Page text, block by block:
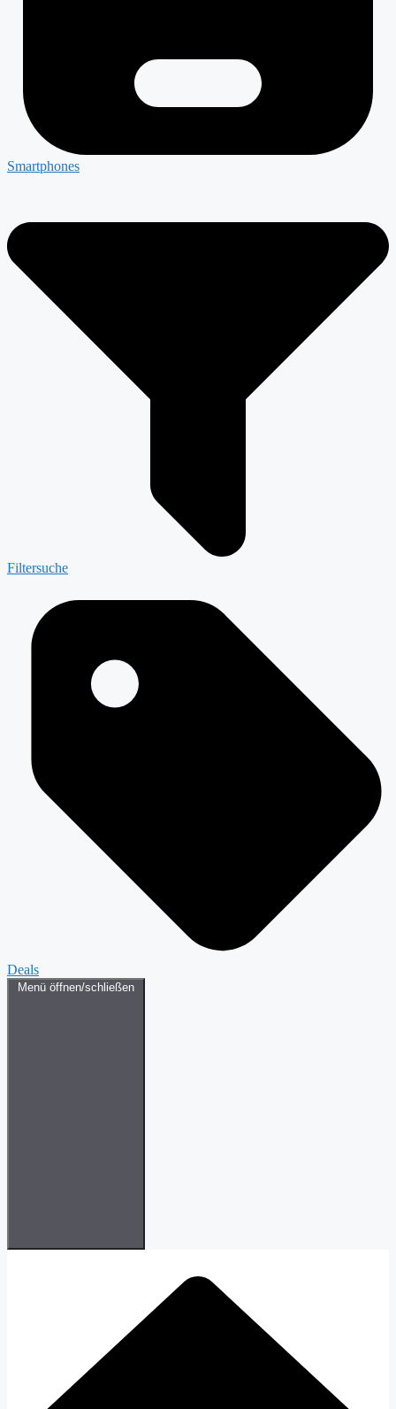
Smartphones
Filtersuche
Deals
Menü öffnen/schließen